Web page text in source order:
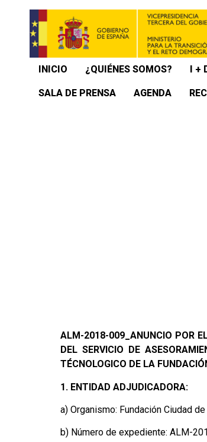
INICIO ¿QUIÉNES SOMOS? I +
SALA DE PRENSA AGENDA
ALM-2018-009_ANUNCIO POR
DEL SERVICIO DE
TÉCNOLOGICO DE LA
1. ENTIDAD ADJUDICADORA:
a) Organismo: Fundación Ciudad de
b) Número de expediente: ALM-